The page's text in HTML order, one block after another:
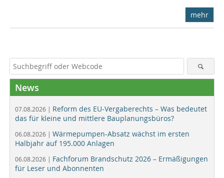
mehr
News
07.08.2026 | Reform des EU-Vergaberechts – Was bedeutet
das für kleine und mittlere Bauplanungsbüros?
06.08.2026 | Wärmepumpen-Absatz wächst im ersten
Halbjahr auf 195.000 Anlagen
06.08.2026 | Fachforum Brandschutz 2026 – Ermäßigungen
für Leser und Abonnenten